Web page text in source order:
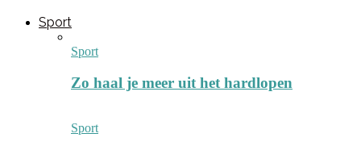
Sport
Sport
Zo haal je meer uit het hardlopen
Sport